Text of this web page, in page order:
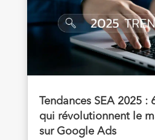
Tendances SEA 2025 :
qui révolutionnent le
sur Google Ads